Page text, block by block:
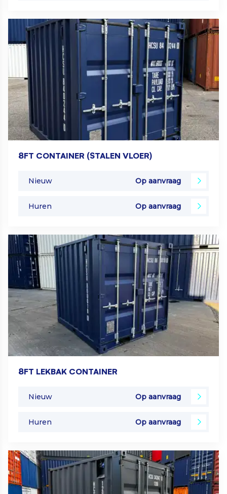
8FT CONTAINER (STALEN VLOER)
Nieuw Op aanvraag
Huren Op aanvraag
8FT LEKBAK CONTAINER
Nieuw Op aanvraag
Huren Op aanvraag